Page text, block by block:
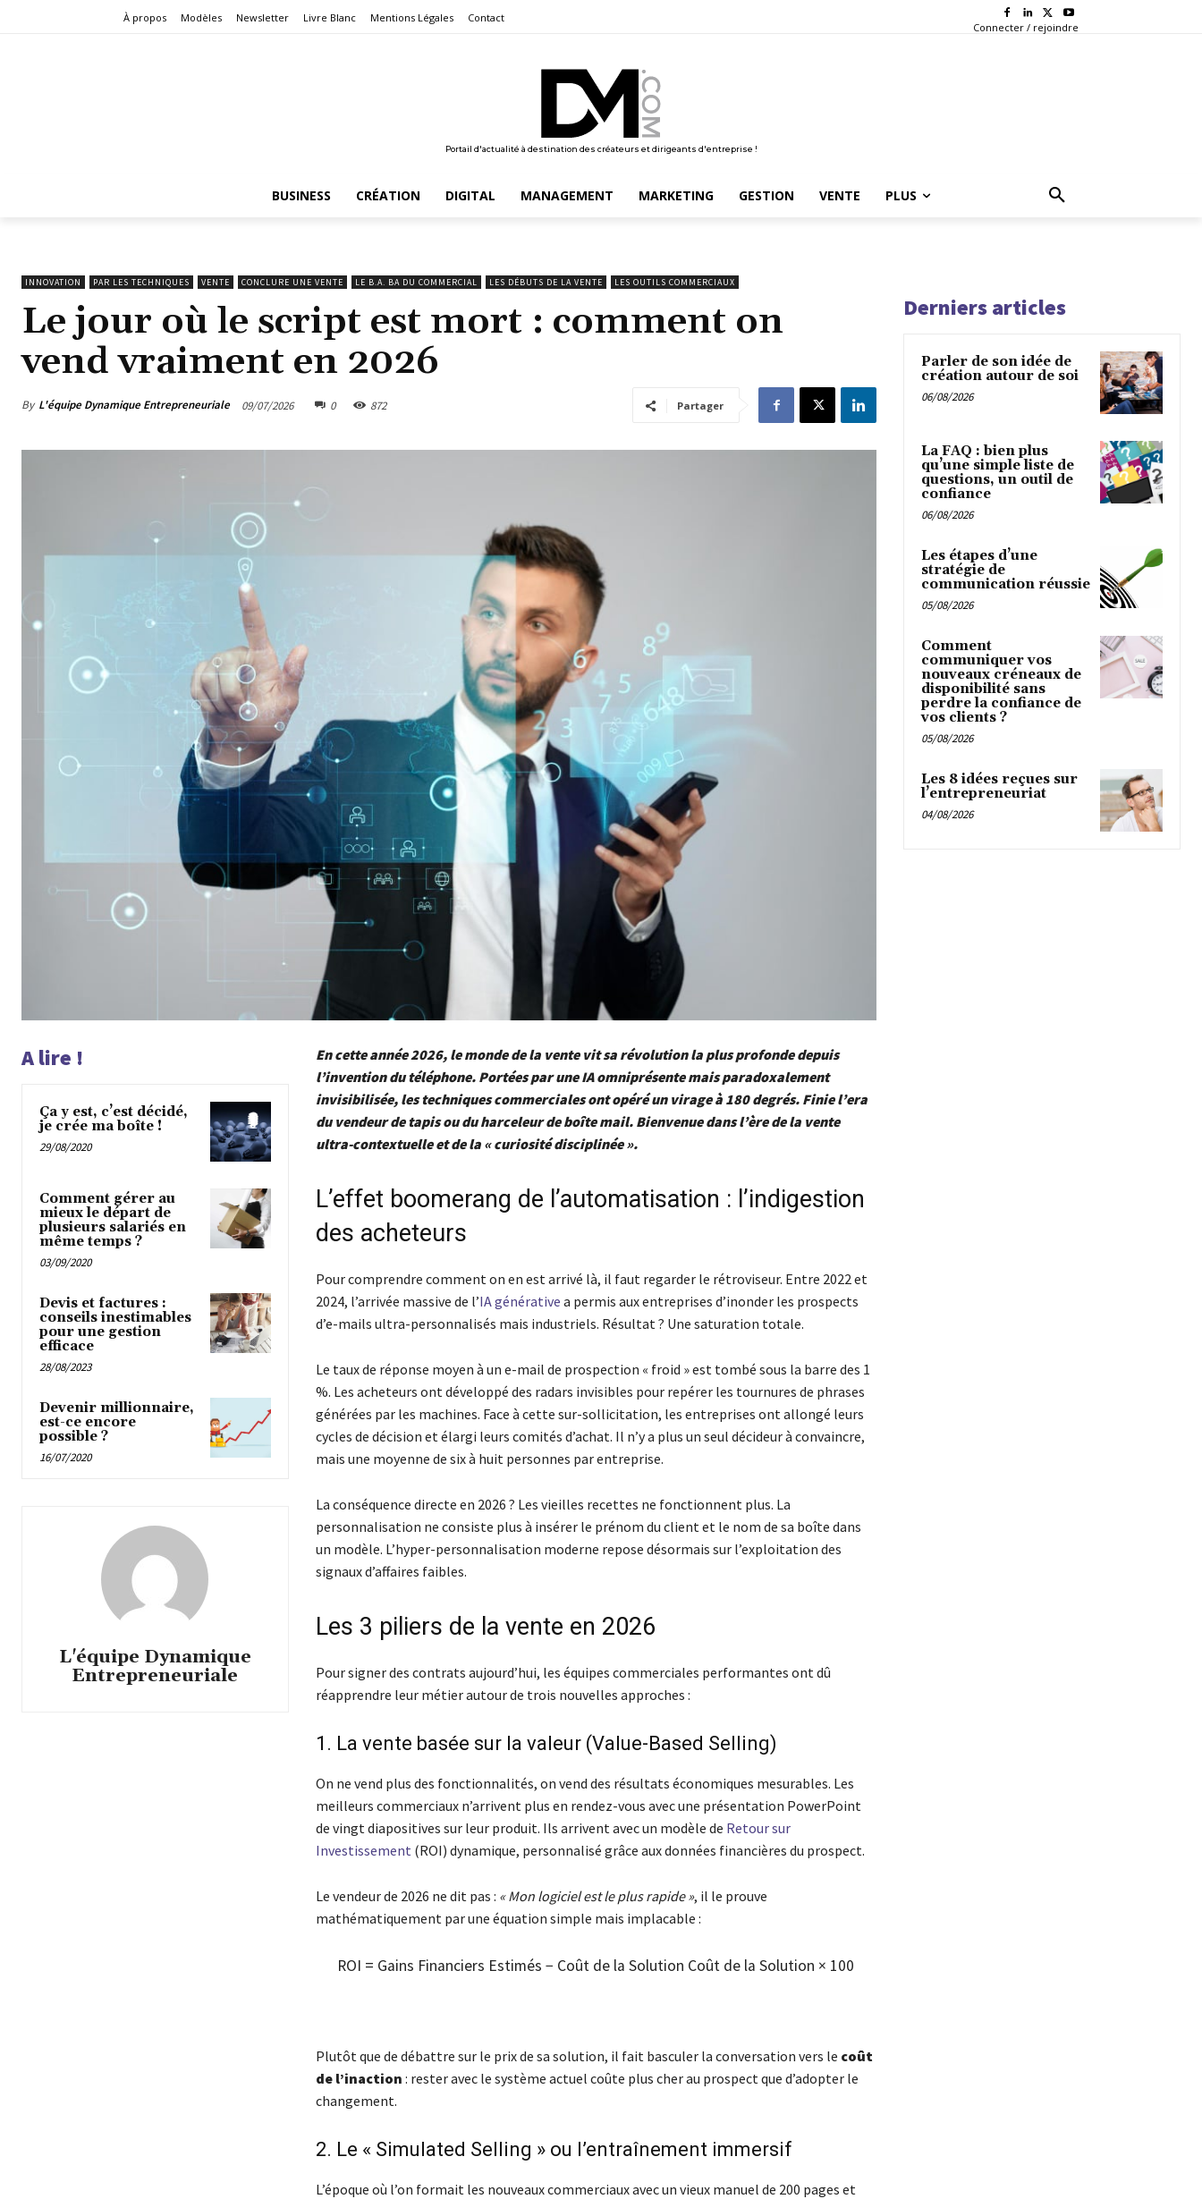
À propos Modèles Newsletter Livre Blanc Mentions Légales Contact
Connecter / rejoindre
Portail d'actualité à destination des créateurs et dirigeants d'entreprise !
BUSINESS CRÉATION DIGITAL MANAGEMENT MARKETING GESTION VENTE PLUS
INNOVATION PAR LES TECHNIQUES VENTE CONCLURE UNE VENTE LE B.A. BA DU COMMERCIAL LES DÉBUTS DE LA VENTE LES OUTILS COMMERCIAUX
Le jour où le script est mort : comment on
vend vraiment en 2026
By L'équipe Dynamique Entrepreneuriale 09/07/2026 0 872 Partager
A lire !
Ça y est, c’est décidé,
je crée ma boîte !
29/08/2020
Comment gérer au
mieux le départ de
plusieurs salariés en
même temps ?
03/09/2020
Devis et factures :
conseils inestimables
pour une gestion
efficace
28/08/2023
Devenir millionnaire,
est-ce encore
possible ?
16/07/2020
L'équipe Dynamique
Entrepreneuriale
En cette année 2026, le monde de la vente vit sa révolution la plus profonde depuis
l’invention du téléphone. Portées par une IA omniprésente mais paradoxalement
invisibilisée, les techniques commerciales ont opéré un virage à 180 degrés. Finie l’era
du vendeur de tapis ou du harceleur de boîte mail. Bienvenue dans l’ère de la vente
ultra-contextuelle et de la « curiosité disciplinée ».
L’effet boomerang de l’automatisation : l’indigestion
des acheteurs
Pour comprendre comment on en est arrivé là, il faut regarder le rétroviseur. Entre 2022 et
2024, l’arrivée massive de l’IA générative a permis aux entreprises d’inonder les prospects
d’e-mails ultra-personnalisés mais industriels. Résultat ? Une saturation totale.
Le taux de réponse moyen à un e-mail de prospection « froid » est tombé sous la barre des 1
%. Les acheteurs ont développé des radars invisibles pour repérer les tournures de phrases
générées par les machines. Face à cette sur-sollicitation, les entreprises ont allongé leurs
cycles de décision et élargi leurs comités d’achat. Il n’y a plus un seul décideur à convaincre,
mais une moyenne de six à huit personnes par entreprise.
La conséquence directe en 2026 ? Les vieilles recettes ne fonctionnent plus. La
personnalisation ne consiste plus à insérer le prénom du client et le nom de sa boîte dans
un modèle. L’hyper-personnalisation moderne repose désormais sur l’exploitation des
signaux d’affaires faibles.
Les 3 piliers de la vente en 2026
Pour signer des contrats aujourd’hui, les équipes commerciales performantes ont dû
réapprendre leur métier autour de trois nouvelles approches :
1. La vente basée sur la valeur (Value-Based Selling)
On ne vend plus des fonctionnalités, on vend des résultats économiques mesurables. Les
meilleurs commerciaux n’arrivent plus en rendez-vous avec une présentation PowerPoint
de vingt diapositives sur leur produit. Ils arrivent avec un modèle de Retour sur
Investissement (ROI) dynamique, personnalisé grâce aux données financières du prospect.
Le vendeur de 2026 ne dit pas : « Mon logiciel est le plus rapide », il le prouve
mathématiquement par une équation simple mais implacable :
ROI = Gains Financiers Estimés − Coût de la Solution Coût de la Solution × 100
Plutôt que de débattre sur le prix de sa solution, il fait basculer la conversation vers le coût
de l’inaction : rester avec le système actuel coûte plus cher au prospect que d’adopter le
changement.
2. Le « Simulated Selling » ou l’entraînement immersif
L’époque où l’on formait les nouveaux commerciaux avec un vieux manuel de 200 pages et
Derniers articles
Parler de son idée de
création autour de soi
06/08/2026
La FAQ : bien plus
qu’une simple liste de
questions, un outil de
confiance
06/08/2026
Les étapes d’une
stratégie de
communication réussie
05/08/2026
Comment
communiquer vos
nouveaux créneaux de
disponibilité sans
perdre la confiance de
vos clients ?
05/08/2026
Les 8 idées reçues sur
l’entrepreneuriat
04/08/2026